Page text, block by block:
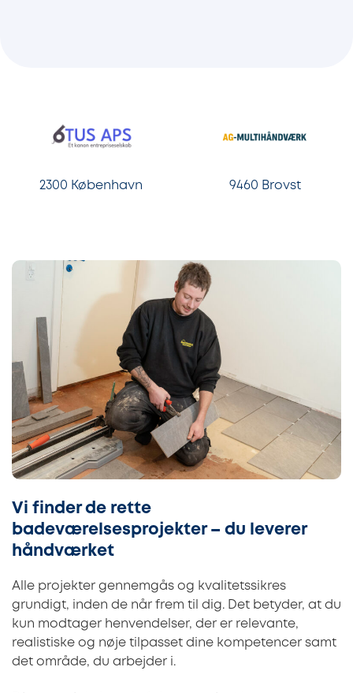
2300 København 9460 Brovst
Vi finder de rette
badeværelsesprojekter – du leverer
håndværket
Alle projekter gennemgås og kvalitetssikres
grundigt, inden de når frem til dig. Det betyder, at du
kun modtager henvendelser, der er relevante,
realistiske og nøje tilpasset dine kompetencer samt
det område, du arbejder i.